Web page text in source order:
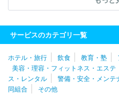
ウェル
株式会社ホンダテクノフォ
ス株式会社
ＲＸ Ｊａｐａｎ合同
株式会社ベネフィット・ワン
株
ングス株式会社
三井不動産レジデ
式会社アルトナー
株式会社ワー
社マーキュリー
サービスのカテゴリ一覧
ホテル・旅行 飲食 教育・塾
美容・理容・フィットネス・エステ
ス・レンタル
警備・安全・メンテ
同組合
その他